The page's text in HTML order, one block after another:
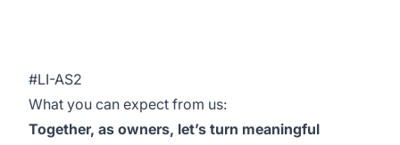
#LI-AS2
What you can expect from us:
Together, as owners, let’s turn meaningful